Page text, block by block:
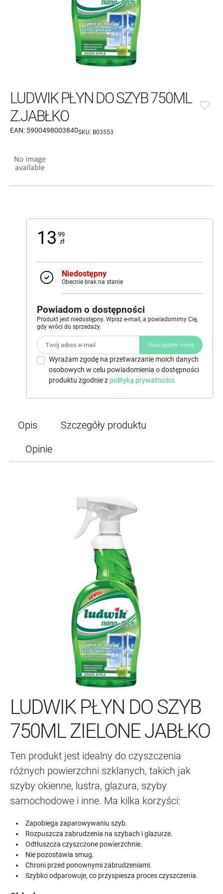
LUDWIK PŁYN DO SZYB 750ML
Z.JABŁKO
EAN: 5900498003840SKU: B03553
favorite_border
13 99
zł
Niedostępny
Obecnie brak na stanie
Powiadom o dostępności
Produkt jest niedostępny. Wpisz e-mail, a powiadomimy Cię,
gdy wróci do sprzedaży.
Powiadom mnie
Wyrażam zgodę na przetwarzanie moich danych
osobowych w celu powiadomienia o dostępności
produktu zgodnie z polityką prywatności.
Opis
Szczegóły produktu
Opinie
LUDWIK PŁYN DO SZYB
750ML ZIELONE JABŁKO
Ten produkt jest idealny do czyszczenia
różnych powierzchni szklanych, takich jak
szyby okienne, lustra, glazura, szyby
samochodowe i inne. Ma kilka korzyści:
Zapobiega zaparowywaniu szyb.
Rozpuszcza zabrudzenia na szybach i glazurze.
Odtłuszcza czyszczone powierzchnie.
Nie pozostawia smug.
Chroni przed ponownymi zabrudzeniami.
Szybko odparowuje, co przyspiesza proces czyszczenia.